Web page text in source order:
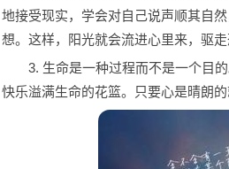
地接受现实，学会对自己说声顺其自
想。这样，阳光就会流进心里来，驱
3. 生命是一种过程而不是一个目
快乐溢满生命的花篮。只要心是晴朗